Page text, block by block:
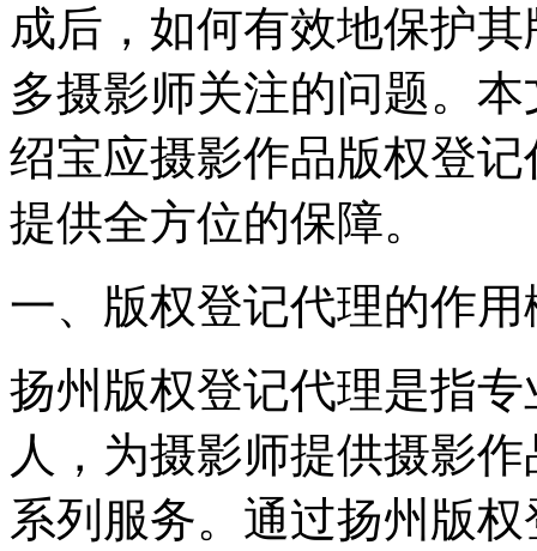
成后，如何有效地保护
多摄影师关注的问题。本
绍宝应摄影作品版权登
提供全方位的保障。
一、版权登记代理的作用
扬州版权登记代理是指
人，为摄影师提供摄影
系列服务。通过扬州版